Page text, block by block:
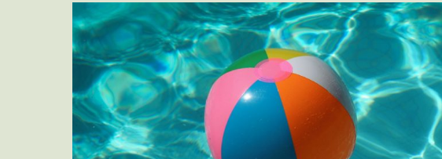
L’été
2019
au
Domaine
|
Programme